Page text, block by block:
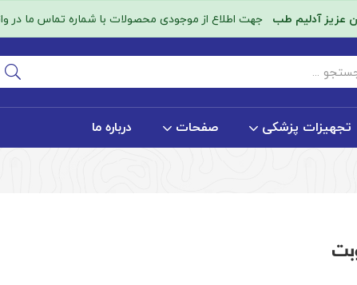
عزیز آدلیم طب جهت اطلاع از موجودی محصولات با شماره تماس ما در
تجهیزات پزشکی صفحات درباره ما